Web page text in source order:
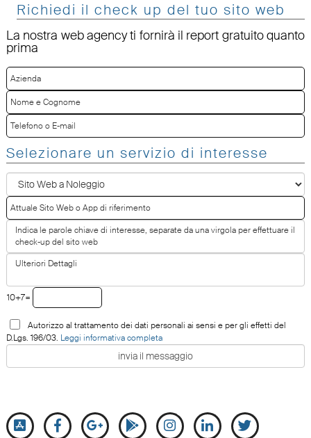
Richiedi il check up del tuo sito web
La nostra web agency ti fornirà il report gratuito quanto
prima
Selezionare un servizio di interesse
10+7=
Autorizzo al trattamento dei dati personali ai sensi e per gli effetti del
D.Lgs. 196/03. Leggi informativa completa